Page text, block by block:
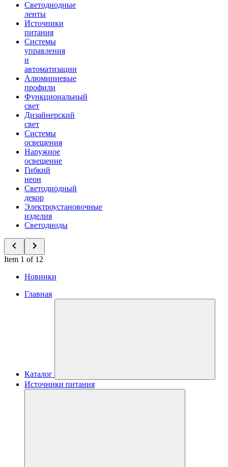
Светодиодные
ленты
Источники
питания
Системы
управления
и
автоматизации
Алюминиевые
профили
Функциональный
свет
Дизайнерский
свет
Системы
освещения
Наружное
освещение
Гибкий
неон
Светодиодный
декор
Электроустановочные
изделия
Светодиоды
Item 1 of 12
Новинки
Главная
Каталог
Источники питания